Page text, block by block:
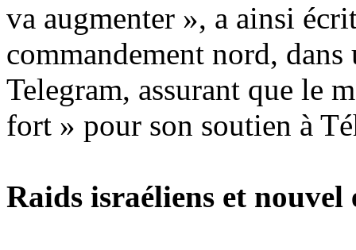
va augmenter », a ainsi
commandement nord,
Telegram, assurant que le
fort » pour son soutien à
Raids israéliens et